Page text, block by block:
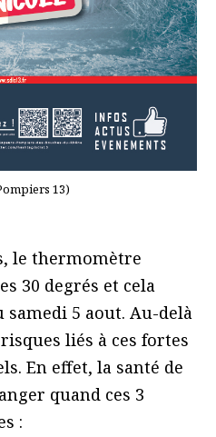
13)
le thermomètre
30 degrés et cela
5 aout. Au-delà
liés à ces fortes
En effet, la santé de
quand ces 3
: